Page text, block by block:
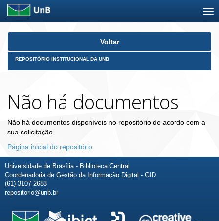
Skip
Voltar
REPOSITÓRIO INSTITUCIONAL DA UNB
Não há documentos
Não há documentos disponíveis no repositório de acordo com a
sua solicitação.
Página inicial do repositório
Universidade de Brasília - Biblioteca Central
Coordenadoria de Gestão da Informação Digital - GID
(61) 3107-2683
repositorio@unb.br